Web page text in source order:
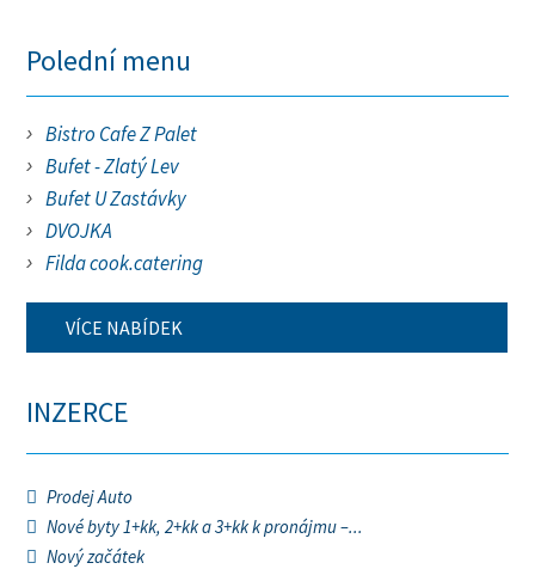
Polední menu
Bistro Cafe Z Palet
Bufet - Zlatý Lev
Bufet U Zastávky
DVOJKA
Filda cook.catering
VÍCE NABÍDEK
INZERCE
Prodej Auto
Nové byty 1+kk, 2+kk a 3+kk k pronájmu –...
Nový začátek